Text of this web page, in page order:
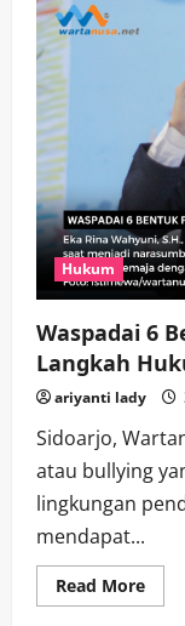
Hukum
Waspadai 6
Langkah
ariyanti lady
Sidoarjo,
atau bullying
lingkungan
mendapat...
Read MoreRead
more